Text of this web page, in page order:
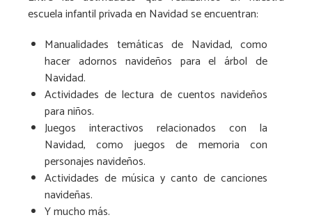
escuela infantil privada en Navidad se encuentran:
Manualidades temáticas de Navidad, como
hacer adornos navideños para el árbol de
Navidad.
Actividades de lectura de cuentos navideños
para niños.
Juegos interactivos relacionados con la
Navidad, como juegos de memoria con
personajes navideños.
Actividades de música y canto de canciones
navideñas.
Y mucho más.